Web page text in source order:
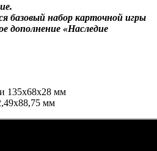
базовый набор карточной игры
дополнение «Наследие
135х68х28 мм
мм